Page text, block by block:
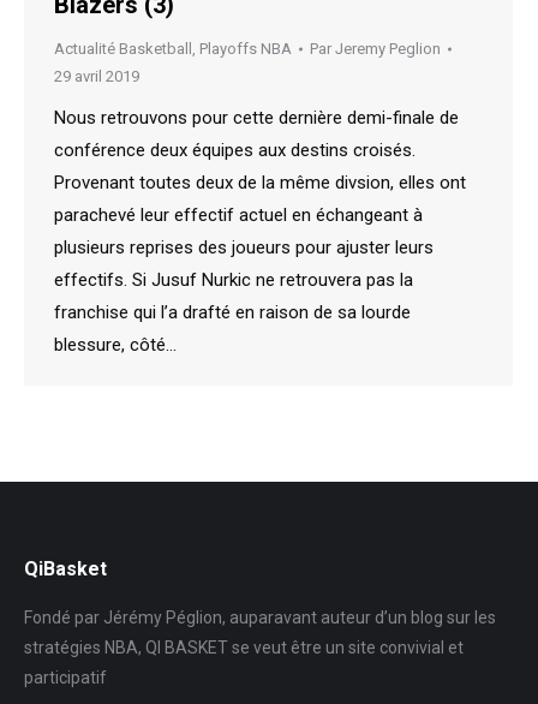
Actualité Basketball , Playoffs NBA Par Jeremy Peglion
29 avril 2019
Nous retrouvons pour cette dernière demi-finale de
conférence deux équipes aux destins croisés.
Provenant toutes deux de la même divsion, elles ont
parachevé leur effectif actuel en échangeant à
plusieurs reprises des joueurs pour ajuster leurs
effectifs. Si Jusuf Nurkic ne retrouvera pas la
franchise qui l’a drafté en raison de sa lourde
blessure, côté…
QiBasket
Fondé par Jérémy Péglion, auparavant auteur d’un blog sur les
stratégies NBA, QI BASKET se veut être un site convivial et
participatif